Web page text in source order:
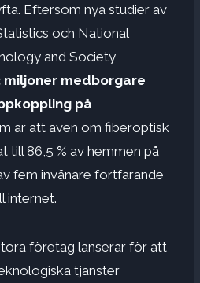
Eftersom nya studier av
och National
and Society
miljoner medborgare
på
är att även om fiberoptisk
till 86,5 % av hemmen på
fem invånare fortfarande
internet.
företag lanserar för att
tjänster